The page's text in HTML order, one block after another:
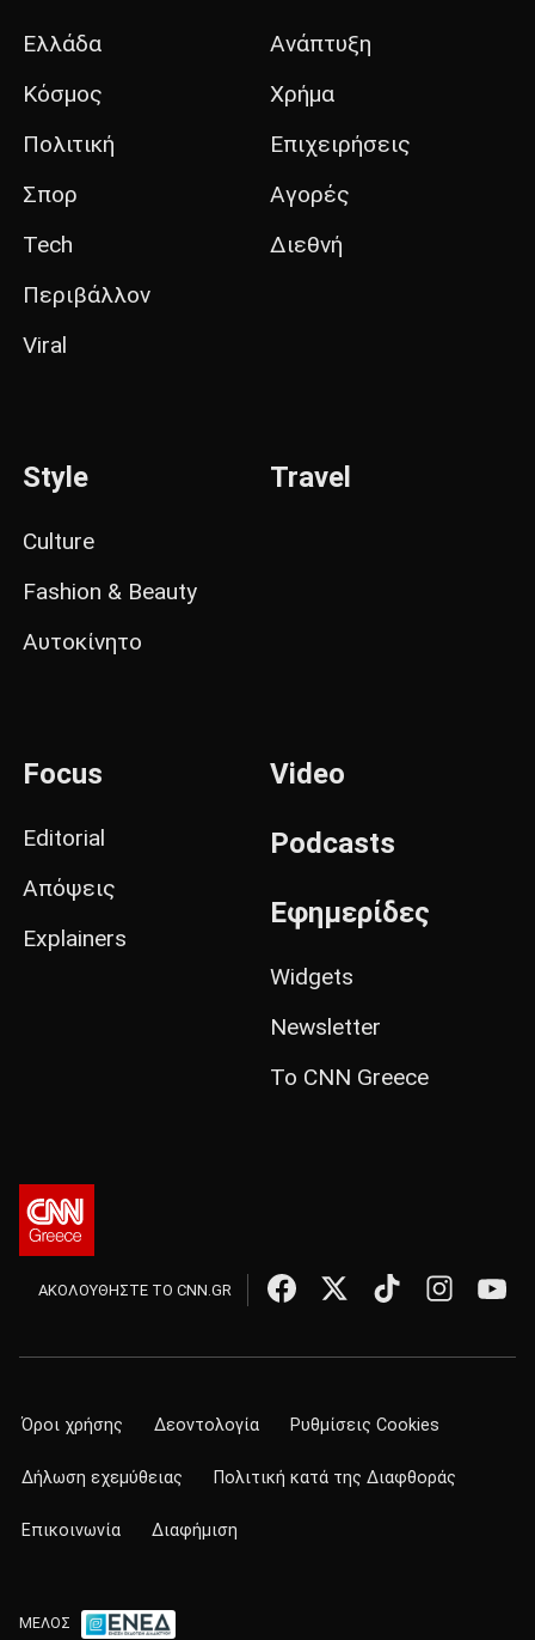
Ελλάδα
Κόσμος
Πολιτική
Σπορ
Tech
Περιβάλλον
Viral
Ανάπτυξη
Χρήμα
Επιχειρήσεις
Αγορές
Διεθνή
Style
Culture
Fashion & Beauty
Αυτοκίνητο
Travel
Focus
Editorial
Απόψεις
Explainers
Video
Podcasts
Εφημερίδες
Widgets
Newsletter
Το CNN Greece
ΑΚΟΛΟΥΘΗΣΤΕ ΤΟ CNN.GR
Όροι χρήσης Δεοντολογία Ρυθμίσεις Cookies
Δήλωση εχεμύθειας Πολιτική κατά της Διαφθοράς
Επικοινωνία Διαφήμιση
ΜΕΛΟΣ